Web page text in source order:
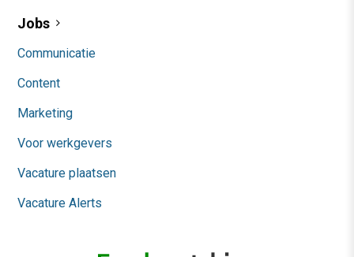
Jobs
Communicatie
Content
Marketing
Voor werkgevers
Vacature plaatsen
Vacature Alerts